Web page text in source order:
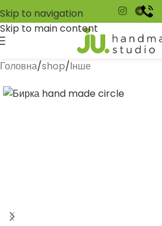
Skip to navigation
Skip to main content
Головна/shop/Інше